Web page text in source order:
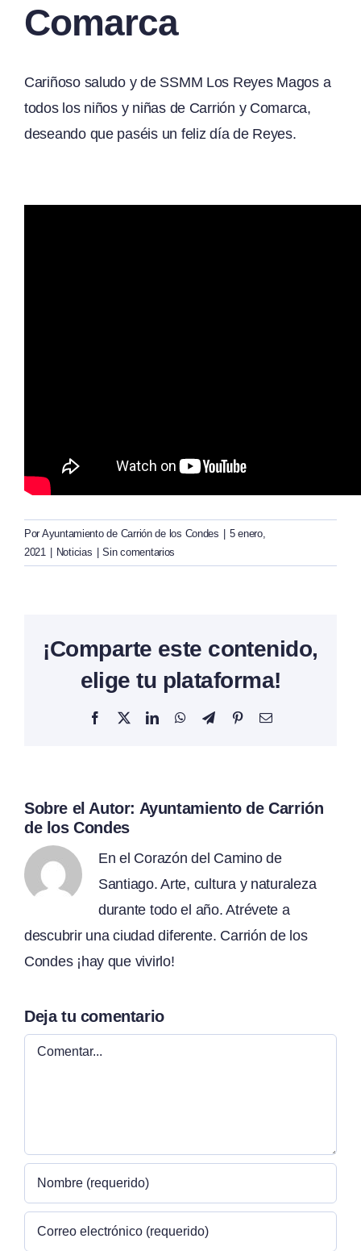
Comarca
Cariñoso saludo y de SSMM Los Reyes Magos a
todos los niños y niñas de Carrión y Comarca,
deseando que paséis un feliz día de Reyes.
Por Ayuntamiento de Carrión de los Condes
5 enero,
2021
Noticias Sin comentarios
¡Comparte este contenido,
elige tu plataforma!
Facebook
X LinkedInWhatsAppTelegramPinterestCorreo
Sobre el Autor: Ayuntamiento de Carrión
de los Condes
En el Corazón del Camino de
Santiago. Arte, cultura y naturaleza
durante todo el año. Atrévete a
descubrir una ciudad diferente. Carrión de los
Condes ¡hay que vivirlo!
Deja tu comentario
Comentar